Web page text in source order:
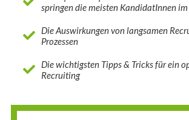
springen die meisten KandidatInnen im
Die Auswirkungen von langsamen
Prozessen
Die wichtigsten Tipps & Tricks für ein
Recruiting